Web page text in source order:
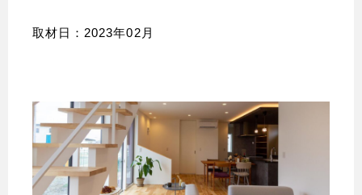
取材日：2023年02月